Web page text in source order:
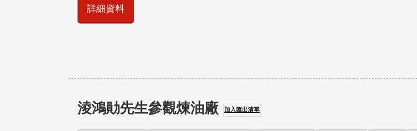
詳細資料
淩鴻勛先生參觀煉油廠 加入匯出清單